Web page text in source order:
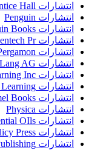
انتشارات Pearson-prentice Hall
انتشارات Penguin
انتشارات Penguin Books
انتشارات Pentech Pr
انتشارات Pergamon
انتشارات Peter Lang AG
انتشارات PH Learning Inc
انتشارات PHI Learning
انتشارات Philomel Books
انتشارات Physica
انتشارات Plant Therapy Essential OIls
انتشارات Policy Press
انتشارات Pottermore Publishing